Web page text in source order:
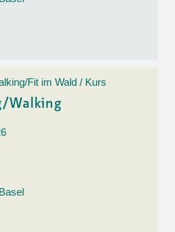
Fit im Wald / Kurs
Walking